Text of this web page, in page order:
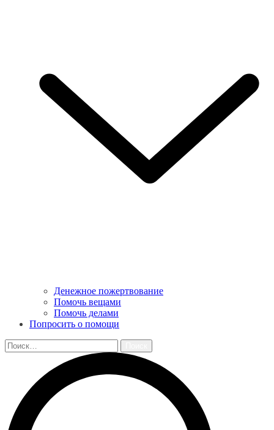
Денежное пожертвование
Помочь вещами
Помочь делами
Попросить о помощи
Найти: